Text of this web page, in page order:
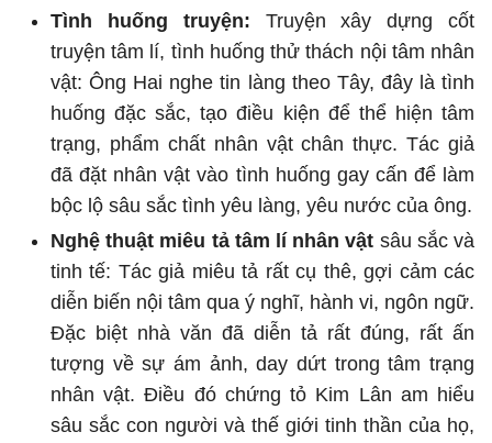
Tình huống truyện: Truyện xây dựng cốt
truyện tâm lí, tình huống thử thách nội tâm nhân
vật: Ông Hai nghe tin làng theo Tây, đây là tình
huống đặc sắc, tạo điều kiện để thể hiện tâm
trạng, phẩm chất nhân vật chân thực. Tác giả
đã đặt nhân vật vào tình huống gay cấn để làm
bộc lộ sâu sắc tình yêu làng, yêu nước của ông.
Nghệ thuật miêu tả tâm lí nhân vật sâu sắc và
tinh tế: Tác giả miêu tả rất cụ thê, gợi cảm các
diễn biến nội tâm qua ý nghĩ, hành vi, ngôn ngữ.
Đặc biệt nhà văn đã diễn tả rất đúng, rất ấn
tượng về sự ám ảnh, day dứt trong tâm trạng
nhân vật. Điều đó chứng tỏ Kim Lân am hiểu
sâu sắc con người và thế giới tinh thần của họ,